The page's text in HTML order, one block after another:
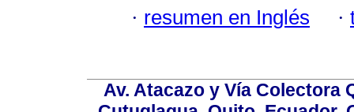
· resumen en Inglés ·
Av. Atacazo y Vía Colectora